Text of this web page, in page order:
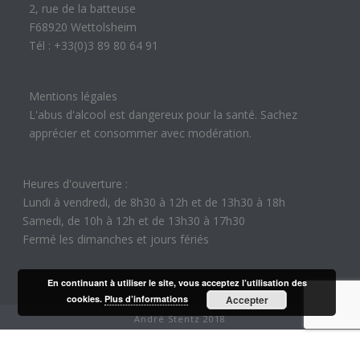
2, rue de la batteuse
F68920 Wettolsheim
Tél : +33(0)3 89 80 64 91
Mentions légales
L'abus d'alcool est dangereux pour la santé. Sachez
apprécier et consommer avec modération.
Heures d'ouverture :
Lundi à vendredi, de 8h30 à 12h et de 13h30 à 18h
Samedi, de 10h à 12h et de 13h30 à 17h30
Fermé les dimanches et jours fériés
André Stentz 2018
En continuant à utiliser le site, vous acceptez l’utilisation des
cookies.Plus d’informations Accepter